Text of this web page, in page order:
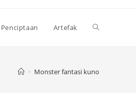
Penciptaan Artefak Toggle
> Monster fantasi kuno